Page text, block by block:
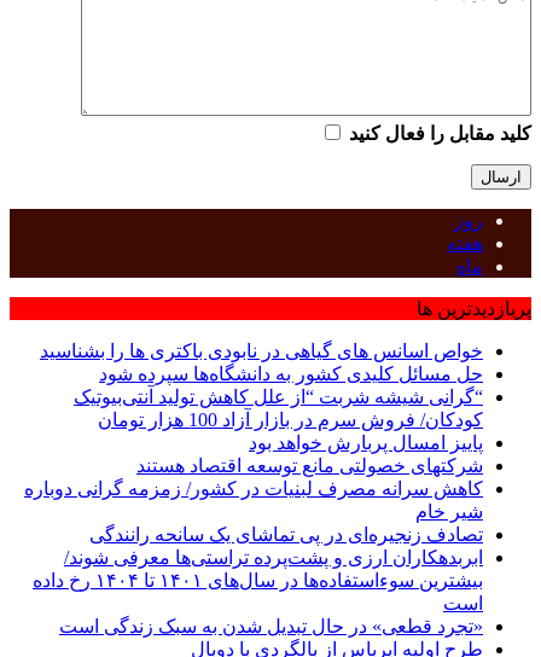
کلید مقابل را فعال کنید
روز
هفته
ماه
پربازدیدترین ها
خواص اسانس های گیاهی در نابودی باکتری ها را بشناسید
حل مسائل کلیدی کشور به دانشگاه‌ها سپرده شود
“گرانی شیشه شربت “از علل کاهش تولید آنتی‌بیوتیک
کودکان/ فروش سرم در بازار آزاد 100 هزار تومان
پاییز امسال پربارش خواهد بود
شرکتهای خصولتی مانع توسعه اقتصاد هستند
کاهش سرانه مصرف لبنیات در کشور/ زمزمه گرانی دوباره
شیر خام
تصادف زنجیره‌ای در پی تماشای یک سانحه رانندگی
ابربدهکاران ارزی و پشت‌پرده تراستی‌ها معرفی شوند/
بیشترین سوءاستفاده‌ها در سال‌های ۱۴۰۱ تا ۱۴۰۴ رخ داده
است
«تجرد قطعی» در حال تبدیل شدن به سبک زندگی است
طرح اولیه ایرباس از بالگردی با دوبال